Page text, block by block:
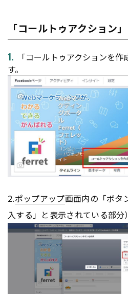
「コールトゥアクション
「コールトゥアクションを
す。
2.ポップアップ画面内の「ボタ
入する」と表示されている部分